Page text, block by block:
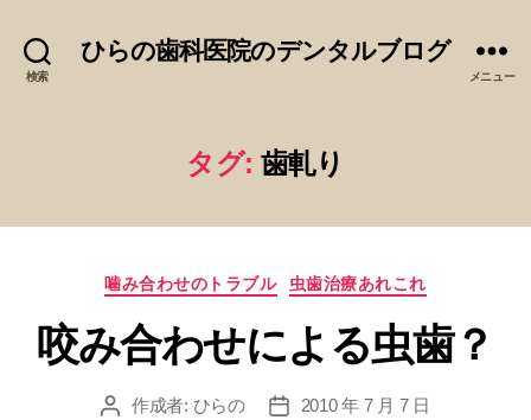
検索
ひらの歯科医院のデンタルブログ
メニュー
タグ: 歯軋り
カ
ゴ
リ
噛み合わせのトラブル 虫歯治療あれこれ
咬み合わせによる虫歯？
投 作成者: ひらの
投
2010 年 7 月 7 日